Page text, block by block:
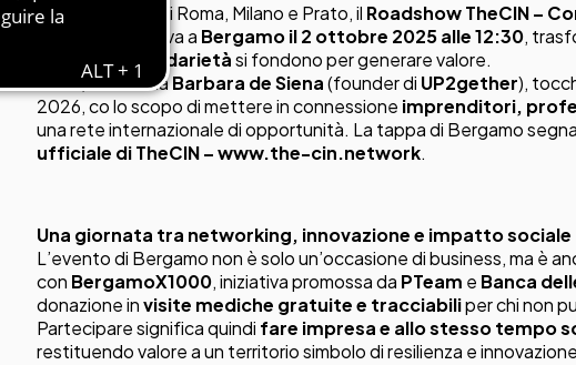
Dopo le tappe di Roma, Milano e Prato, il Roadshow TheCIN –
arriva a Bergamo il 2 ottobre 2025 alle 12:30,
business e solidarietàsi fondono per generare valore.
Il tour, creato daBarbara de Siena(founder di UP2gether),
2026, co lo scopo di mettere in connessione imprenditori,
una rete internazionale di opportunità. La tappa di Bergamo
ufficiale di TheCIN –www.the-cin.network.
Una giornata tra networking, innovazione e impatto sociale
L’evento di Bergamo non è solo un’occasione di business, ma è
con BergamoX1000, iniziativa promossa da PTeam e Banca
donazione invisite mediche gratuite e tracciabiliper chi non
Partecipare significa quindi fare impresa e allo stesso tempo
restituendo valore a un territorio simbolo di resilienza e